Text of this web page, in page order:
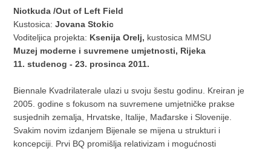
Niotkuda /Out of Left Field
Kustosica:Jovana Stokic
Voditeljica projekta: Ksenija Orelj, kustosica MMSU
Muzej moderne i suvremene umjetnosti, Rijeka
11. studenog - 23. prosinca 2011.
Biennale Kvadrilaterale ulazi u svoju šestu godinu. Kreiran je
2005. godine s fokusom na suvremene umjetničke prakse
susjednih zemalja, Hrvatske, Italije, Mađarske i Slovenije.
Svakim novim izdanjem Bijenale se mijena u strukturi i
koncepciji. Prvi BQ promišlja relativizam i mogućnosti